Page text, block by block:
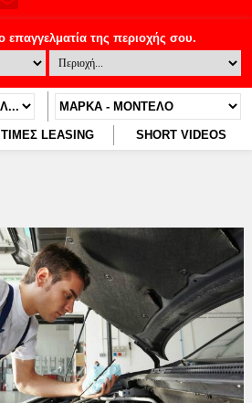
ΤΙΜΕΣ LEASING SHORT VIDEOS